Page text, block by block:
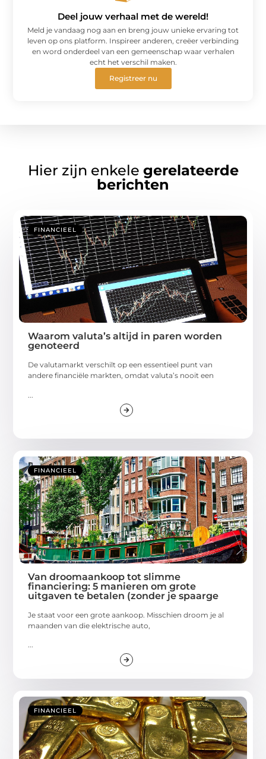
Deel jouw verhaal met de wereld!
Meld je vandaag nog aan en breng jouw unieke ervaring tot
leven op ons platform. Inspireer anderen, creëer verbinding
en word onderdeel van een gemeenschap waar verhalen
echt het verschil maken.
Registreer nu
Hier zijn enkele gerelateerde
berichten
FINANCIEEL
Waarom valuta’s altijd in paren worden
genoteerd
De valutamarkt verschilt op een essentieel punt van
andere financiële markten, omdat valuta’s nooit een
FINANCIEEL
Van droomaankoop tot slimme
financiering: 5 manieren om grote
uitgaven te betalen (zonder je spaarge
Je staat voor een grote aankoop. Misschien droom je al
maanden van die elektrische auto,
FINANCIEEL